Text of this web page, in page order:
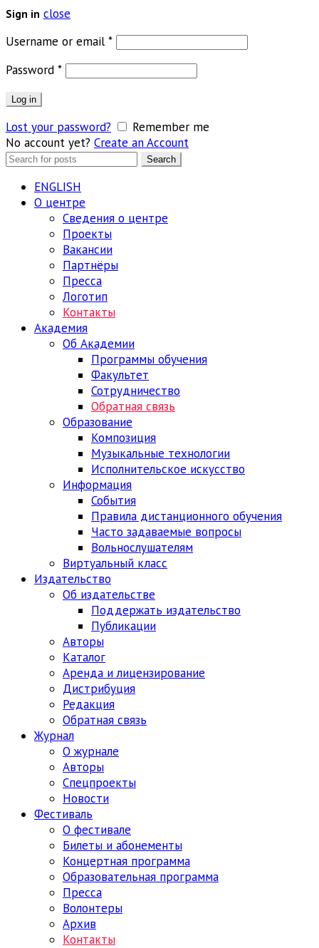
Sign in close
Username or email *Обязательно
Password *Обязательно
Log in
Lost your password?
Remember me
No account yet? Create an Account
Search
Search
ENGLISH
О центре
Сведения о центре
Проекты
Вакансии
Партнёры
Пресса
Логотип
Контакты
Академия
Об Академии
Программы обучения
Факультет
Сотрудничество
Обратная связь
Образование
Композиция
Музыкальные технологии
Исполнительское искусство
Информация
События
Правила дистанционного обучения
Часто задаваемые вопросы
Вольнослушателям
Виртуальный класс
Издательство
Об издательстве
Поддержать издательство
Публикации
Авторы
Каталог
Аренда и лицензирование
Дистрибуция
Редакция
Обратная связь
Журнал
О журнале
Авторы
Спецпроекты
Новости
Фестиваль
О фестивале
Билеты и абонементы
Концертная программа
Образовательная программа
Пресса
Волонтеры
Архив
Контакты